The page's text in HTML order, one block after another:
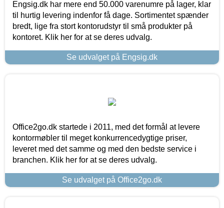
Engsig.dk har mere end 50.000 varenumre på lager, klar
til hurtig levering indenfor få dage. Sortimentet spænder
bredt, lige fra stort kontorudstyr til små produkter på
kontoret. Klik her for at se deres udvalg.
Se udvalget på Engsig.dk
Office2go.dk startede i 2011, med det formål at levere
kontormøbler til meget konkurrencedygtige priser,
leveret med det samme og med den bedste service i
branchen. Klik her for at se deres udvalg.
Se udvalget på Office2go.dk